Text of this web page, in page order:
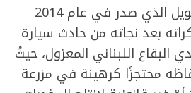
يروي هذا الفيلم الطويل الذي صدر في عام 2014
بعد نجاته من حادث سيارة
اللبناني المعزول، حيثُ
محتجزًا كرهينة في مزرعة